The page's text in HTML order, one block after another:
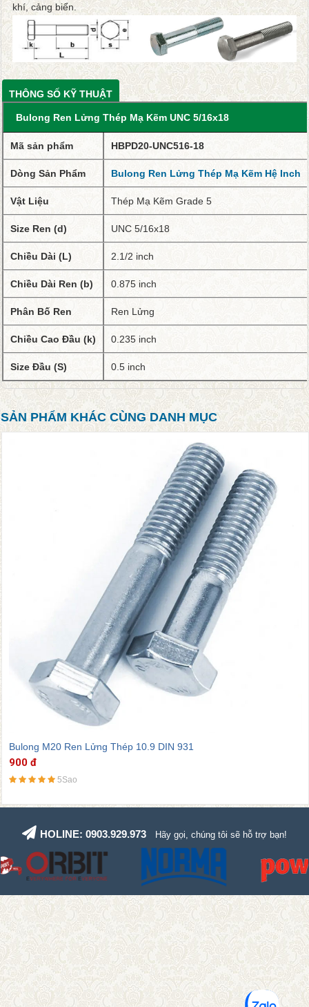
khí, cảng biển.
THÔNG SỐ KỸ THUẬT
Bulong Ren Lửng Thép Mạ Kẽm UNC 5/16x18
Mã sản phẩm HBPD20-UNC516-18
Dòng Sản Phẩm Bulong Ren Lửng Thép Mạ Kẽm Hệ Inch
Vật Liệu Thép Mạ Kẽm Grade 5
Size Ren (d) UNC 5/16x18
Chiều Dài (L) 2.1/2 inch
Chiều Dài Ren (b) 0.875 inch
Phân Bố Ren Ren Lửng
Chiều Cao Đầu (k) 0.235 inch
Size Đầu (S) 0.5 inch
SẢN PHẨM KHÁC CÙNG DANH MỤC
Bulong M20 Ren Lửng Thép 10.9 DIN 931
900 đ
5Sao
HOLINE: 0903.929.973 Hãy gọi, chúng tôi sẽ hỗ trợ bạn!